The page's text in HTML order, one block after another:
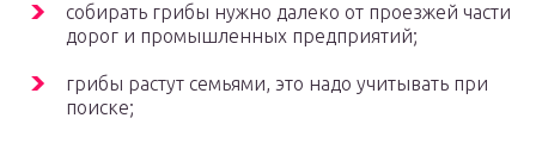
собирать грибы нужно далеко от проезжей части
дорог и промышленных предприятий;
грибы растут семьями, это надо учитывать при
поиске;